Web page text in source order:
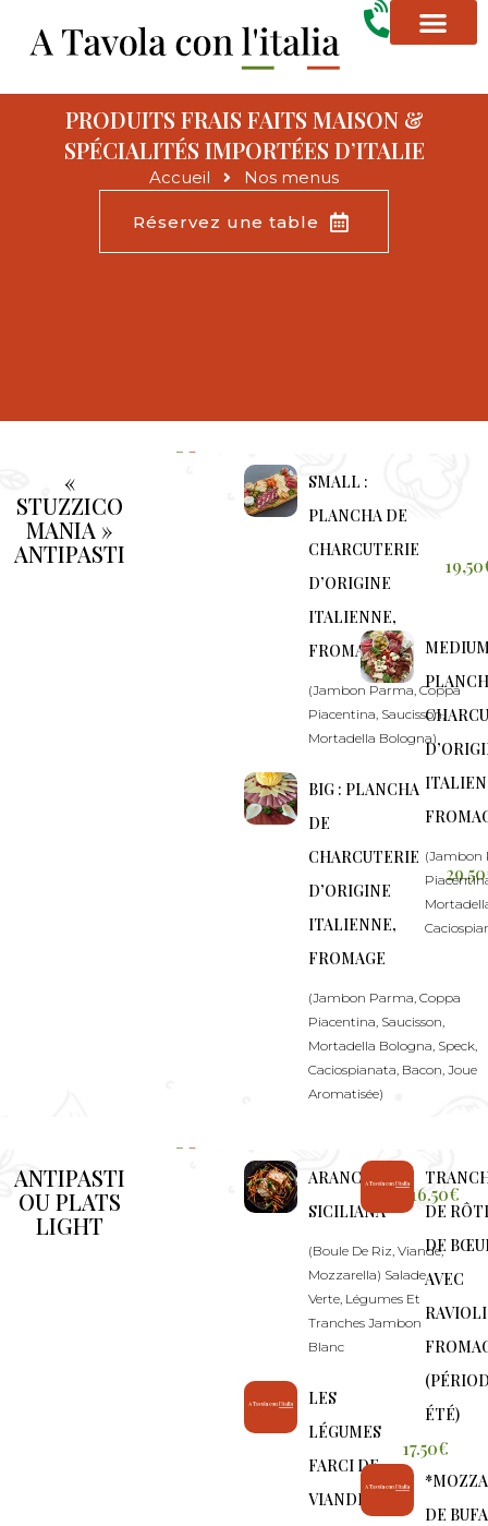
contenu
PRODUITS FRAIS FAITS MAISON &
SPÉCIALITÉS IMPORTÉES D’ITALIE
Accueil Nos menus
Réservez une table
«
STUZZICO
MANIA »
ANTIPASTI
SMALL :
PLANCHA DE
CHARCUTERIE
D’ORIGINE
ITALIENNE,
FROMAGE
(Jambon Parma, Coppa
Piacentina, Saucisson,
Mortadella Bologna)
BIG : PLANCHA
DE
CHARCUTERIE
D’ORIGINE
ITALIENNE,
FROMAGE
(Jambon Parma, Coppa
Piacentina, Saucisson,
Mortadella Bologna, Speck,
Caciospianata, Bacon, Joue
Aromatisée)
(Jambon
ANTIPASTI
OU PLATS
LIGHT
ARANCINA
SICILIANA
16.50€
(Boule De Riz, Viande,
Mozzarella) Salade
Verte, Légumes Et
Tranches Jambon
Blanc
LES
LÉGUMES
FARCI DE
VIANDE
17.50€
DE RÔTI
DE
AVEC
ÉTÉ)
DE